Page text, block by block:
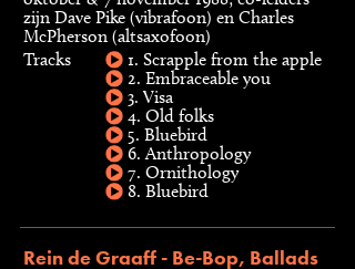
zijn Dave Pike (vibrafoon) en Charles
McPherson (altsaxofoon)
Tracks
1. Scrapple from the apple
2. Embraceable you
3. Visa
4. Old folks
5. Bluebird
6. Anthropology
7. Ornithology
8. Bluebird
Rein de Graaff - Be-Bop, Ballads